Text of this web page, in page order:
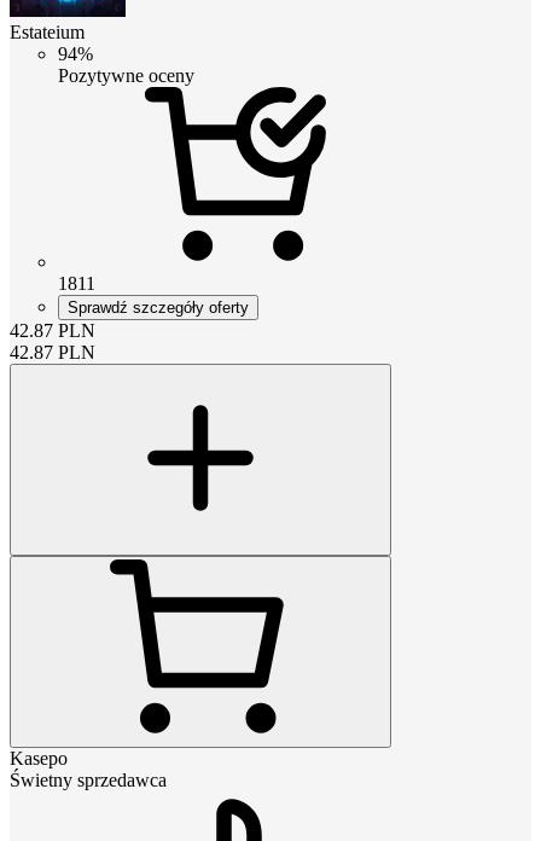
Estateium
94%
Pozytywne oceny
1811
Sprawdź szczegóły oferty
42.87 PLN
42.87 PLN
Kasepo
Świetny sprzedawca